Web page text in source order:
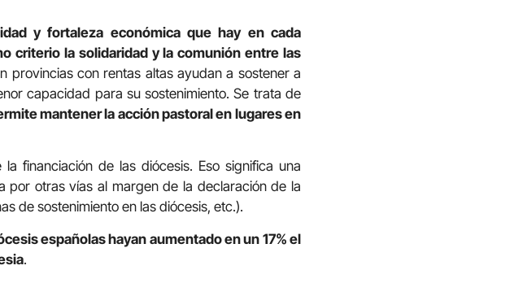
y fortaleza económica que hay en cada
criterio la solidaridad y la comunión entre las
provincias con rentas altas ayudan a sostener a
capacidad para su sostenimiento. Se trata de
mantener la acción pastoral en lugares en
financiación de las diócesis. Eso significa una
por otras vías al margen de la declaración de la
de sostenimiento en las diócesis, etc.).
españolas hayan aumentado en un 17% el
.